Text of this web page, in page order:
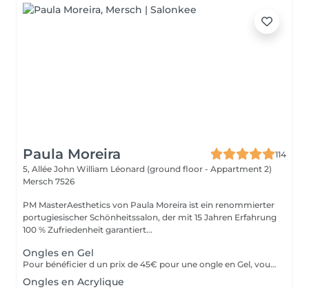
Paula Moreira
114
5, Allée John William Léonard (ground floor - Appartment 2)
Mersch 7526
PM MasterAesthetics von Paula Moreira ist ein renommierter
portugiesischer Schönheitssalon, der mit 15 Jahren Erfahrung
100 % Zufriedenheit garantiert...
Ongles en Gel
Pour bénéficier d un prix de 45€ pour une ongle en Gel, vous devez acheter une seul fois le kit individuel comprenant tout le matériel nom jetable nécessaire,qui sera conserve pour nous , pour de futurs rendez-vous, garantissant ainsi une meilleure hygiène.* *Renouvelable chaque année.
Ongles en Acrylique